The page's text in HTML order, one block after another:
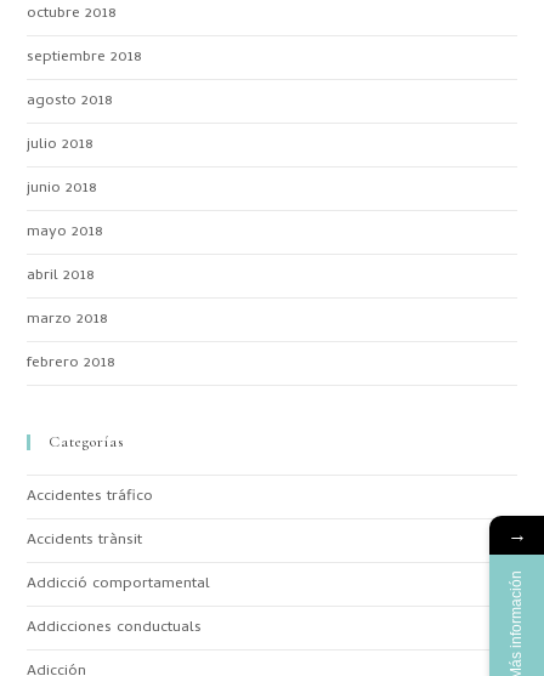
octubre 2018
septiembre 2018
agosto 2018
julio 2018
junio 2018
mayo 2018
abril 2018
marzo 2018
febrero 2018
Categorías
Accidentes tráfico
Accidents trànsit
Addicció comportamental
Addicciones conductuals
→
Más información